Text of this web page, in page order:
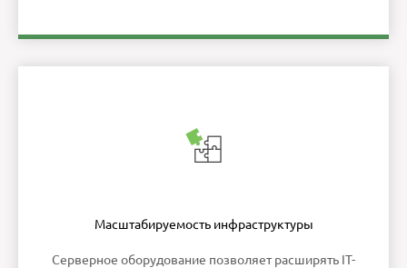
Масштабируемость инфраструктуры
Серверное оборудование позволяет расширять IT-